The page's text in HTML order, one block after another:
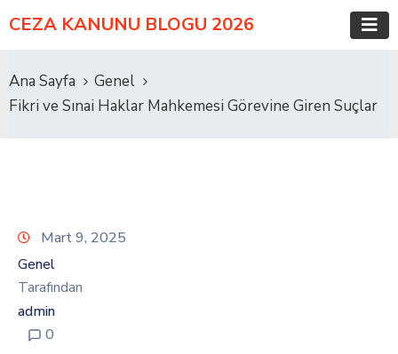
CEZA KANUNU BLOGU 2026
Ana Sayfa
Genel
Fikri ve Sınai Haklar Mahkemesi Görevine Giren Suçlar
Mart 9, 2025
Genel
Tarafından
admin
0